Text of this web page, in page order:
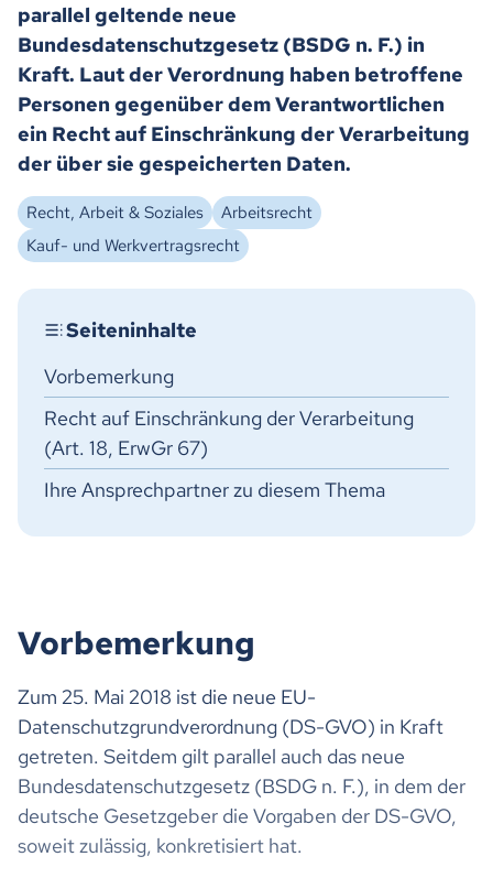
parallel geltende neue
Bundesdatenschutzgesetz (BSDG n. F.) in
Kraft. Laut der Verordnung haben betroffene
Personen gegenüber dem Verantwortlichen
ein Recht auf Einschränkung der Verarbeitung
der über sie gespeicherten Daten.
Recht, Arbeit & Soziales
Arbeitsrecht
Kauf- und Werkvertragsrecht
Vorbemerkung
Recht auf Einschränkung der Verarbeitung
(Art. 18, ErwGr 67)
Ihre Ansprechpartner zu diesem Thema
Vorbemerkung
Zum 25. Mai 2018 ist die neue EU-
Datenschutzgrundverordnung (DS-GVO) in Kraft
getreten. Seitdem gilt parallel auch das neue
Bundesdatenschutzgesetz (BSDG n. F.), in dem der
deutsche Gesetzgeber die Vorgaben der DS-GVO,
soweit zulässig, konkretisiert hat.